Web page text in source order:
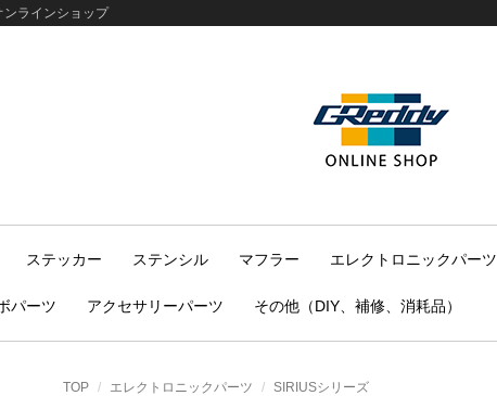
ラインショップ
ステッカー ステンシル マフラー エレクトロニックパーツ
パーツ アクセサリーパーツ その他（DIY、補修、消耗品）
TOP エレクトロニックパーツ SIRIUSシリーズ